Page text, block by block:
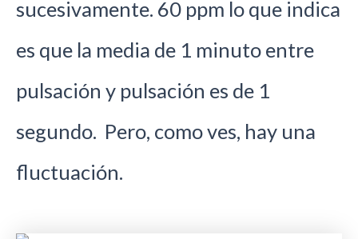
sucesivamente. 60 ppm lo que indica
es que la media de 1 minuto entre
pulsación y pulsación es de 1
segundo. Pero, como ves, hay una
fluctuación.